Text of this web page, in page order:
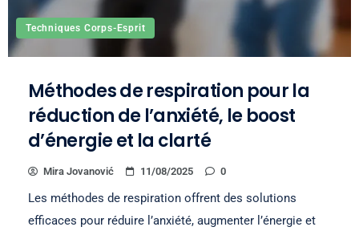
Techniques Corps-Esprit
Méthodes de respiration pour la
réduction de l’anxiété, le boost
d’énergie et la clarté
Mira Jovanović 11/08/2025 0
Les méthodes de respiration offrent des solutions
efficaces pour réduire l’anxiété, augmenter l’énergie et